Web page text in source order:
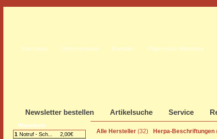
Startseite Unternehmen Kontakt Allgemeine Hinweise
Newsletter bestellen Artikelsuche Service
Warenkorb
1 Notruf - Sch...
2,00€
Alle Hersteller (32) Herpa-Beschriftungen